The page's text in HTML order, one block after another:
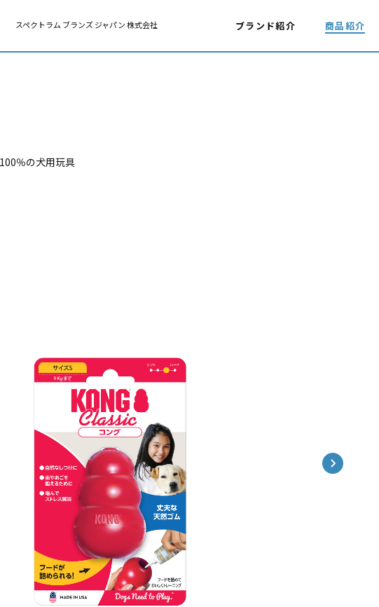
スペクトラム ブランズ ジャパン 株式会社 ブランド紹介 商品紹介
％の犬用玩具